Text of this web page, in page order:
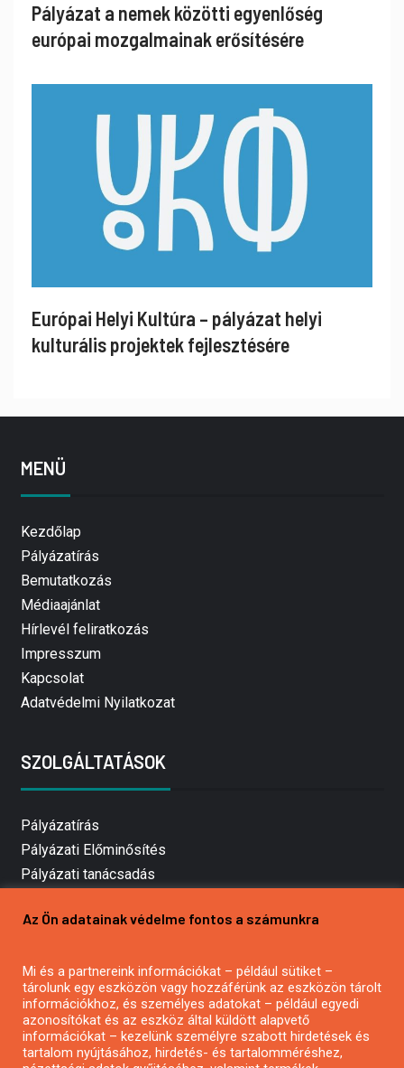
Pályázat a nemek közötti egyenlőség
európai mozgalmainak erősítésére
Európai Helyi Kultúra – pályázat helyi
kulturális projektek fejlesztésére
MENÜ
Kezdőlap
Pályázatírás
Bemutatkozás
Médiaajánlat
Hírlevél feliratkozás
Impresszum
Kapcsolat
Adatvédelmi Nyilatkozat
SZOLGÁLTATÁSOK
Pályázatírás
Pályázati Előminősítés
Pályázati tanácsadás
Mezőgazdasági pályázatírás
Pályázatírás civil szervezeteknek
Pályázatírás önkormányzatoknak
Pályázatfigyelés
Specifikus pályázatfigyelés vagy hírlevél
Az Ön adatainak védelme fontos a számunkra
Mi és a partnereink információkat – például sütiket –
tárolunk egy eszközön vagy hozzáférünk az eszközön tárolt
információkhoz, és személyes adatokat – például egyedi
azonosítókat és az eszköz által küldött alapvető
információkat – kezelünk személyre szabott hirdetések és
tartalom nyújtásához, hirdetés- és tartalomméréshez,